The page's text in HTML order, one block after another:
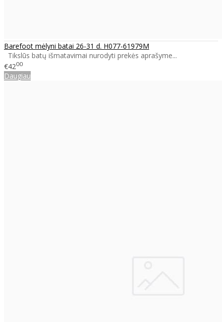
Barefoot mėlyni batai 26-31 d. H077-61979M
Tikslūs batų išmatavimai nurodyti prekės aprašyme...
€4200
Daugiau